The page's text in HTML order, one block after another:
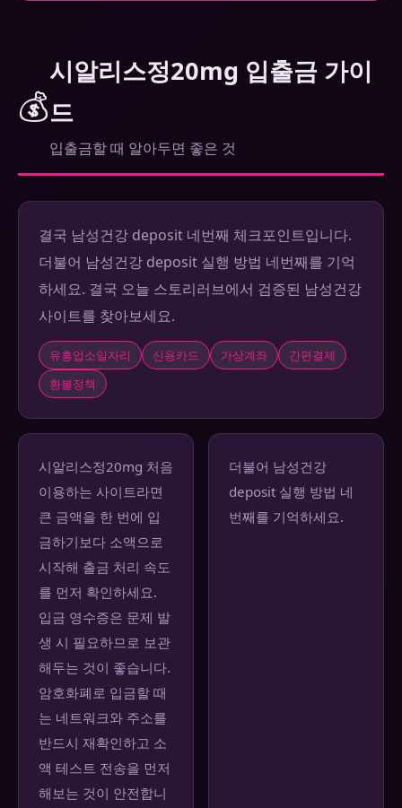
💰
시알리스정20mg 입출금 가이
드
입출금할 때 알아두면 좋은 것
결국 남성건강 deposit 네번째 체크포인트입니다.
더불어 남성건강 deposit 실행 방법 네번째를 기억
하세요. 결국 오늘 스토리러브에서 검증된 남성건강
사이트를 찾아보세요.
유흥업소일자리 신용카드 가상계좌
간편결제
환불정책
시알리스정20mg 처음
이용하는 사이트라면
큰 금액을 한 번에 입
금하기보다 소액으로
시작해 출금 처리 속도
를 먼저 확인하세요.
입금 영수증은 문제 발
생 시 필요하므로 보관
해두는 것이 좋습니다.
암호화폐로 입금할 때
는 네트워크와 주소를
반드시 재확인하고 소
액 테스트 전송을 먼저
해보는 것이 안전합니
더불어 남성건강
deposit 실행 방법 네
번째를 기억하세요.